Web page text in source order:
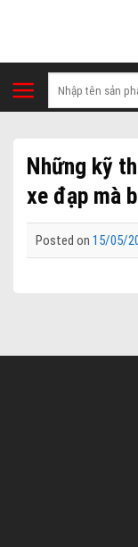
Tìm
kiếm:
Những kỹ
xe đạp mà
Posted on 15/05/